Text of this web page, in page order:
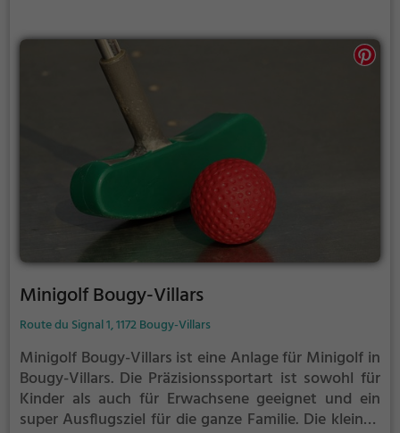
Minigolf Bougy-Villars
Route du Signal 1, 1172 Bougy-Villars
Minigolf Bougy-Villars ist eine Anlage für Minigolf in
Bougy-Villars. Die Präzisionssportart ist sowohl für
Kinder als auch für Erwachsene geeignet und ein
super Ausflugsziel für die ganze Familie. Die kleinen